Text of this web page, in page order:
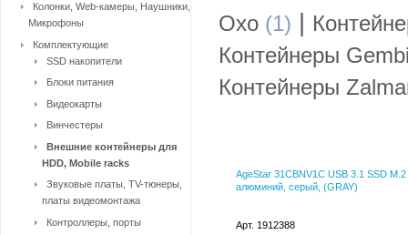
Oxo (1)
Контейнеры
Контейнеры
AgeStar 31CBNV1C USB 3.1 SSD
алюминий, серый, (GRAY)
Арт. 1912388
Колонки, Web-камеры, Наушники,
Микрофоны
Комплектующие
SSD накопители
Блоки питания
Видеокарты
Винчестеры
Внешние контейнеры для
HDD, Mobile racks
Звуковые платы, TV-тюнеры,
платы видеомонтажа
Контроллеры, порты